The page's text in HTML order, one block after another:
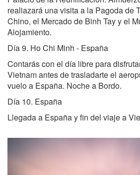
realiazará una visita a la Pagoda de
Chino, el Mercado de Binh Tay y el
Alojamiento.
Día 9. Ho Chi Minh - España
Contarás con el día libre para
Vietnam antes de trasladarte el
vuelo a España. Noche a Bordo.
Día 10. España
Llegada a España y fin del viaje a